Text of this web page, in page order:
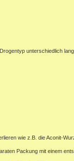
unterschiedlich
wie z.B. die Aconit-
Packung mit einem